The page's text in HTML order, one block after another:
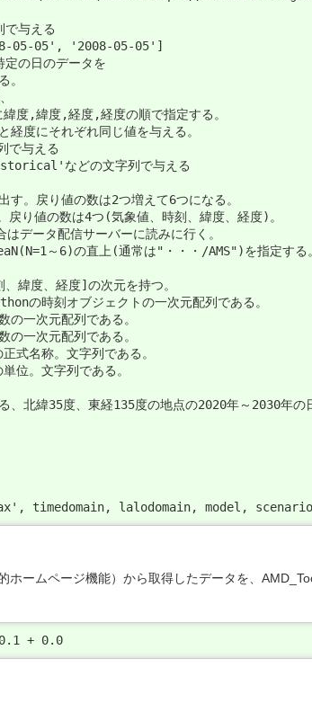
与える
05-05', '2008-05-05']
の日のデータを
。
,緯度,経度,経度の順で指定する。
度にそれぞれ同じ値を与える。
で与える
などの文字列で与える
。戻り値の数は2つ増えて6つになる。
り値の数は4つ(気象値、時刻、緯度、経度)。
データ配信サーバーに読みに行く。
～6)の直上(通常は"・・・/AMS")を指定する。
緯度、経度]の次元を持つ。
の時刻オブジェクトの一次元配列である。
一次元配列である。
一次元配列である。
式名称。文字列である。
位。文字列である。
、北緯35度、東経135度の地点の2020年～2030年
timedomain, lalodomain, model,
ームページ機能）から取得したデータを、
0.1 + 0.0